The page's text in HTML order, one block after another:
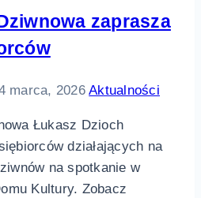
zaprasza
marca, 2026 Aktualności
Łukasz Dzioch
działających na
na spotkanie w
Kultury. Zobacz